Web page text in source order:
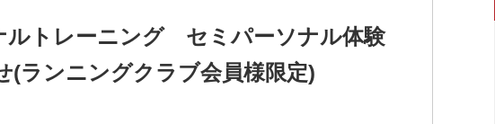
ルトレーニング セミパーソナル体験
(ランニングクラブ会員様限定)